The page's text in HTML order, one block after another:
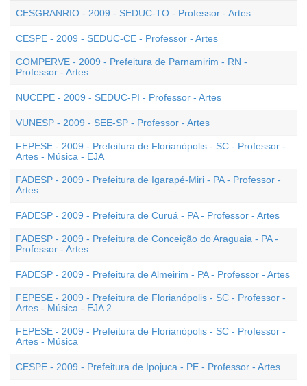
CESGRANRIO - 2009 - SEDUC-TO - Professor - Artes
CESPE - 2009 - SEDUC-CE - Professor - Artes
COMPERVE - 2009 - Prefeitura de Parnamirim - RN -
Professor - Artes
NUCEPE - 2009 - SEDUC-PI - Professor - Artes
VUNESP - 2009 - SEE-SP - Professor - Artes
FEPESE - 2009 - Prefeitura de Florianópolis - SC - Professor -
Artes - Música - EJA
FADESP - 2009 - Prefeitura de Igarapé-Miri - PA - Professor -
Artes
FADESP - 2009 - Prefeitura de Curuá - PA - Professor - Artes
FADESP - 2009 - Prefeitura de Conceição do Araguaia - PA -
Professor - Artes
FADESP - 2009 - Prefeitura de Almeirim - PA - Professor - Artes
FEPESE - 2009 - Prefeitura de Florianópolis - SC - Professor -
Artes - Música - EJA 2
FEPESE - 2009 - Prefeitura de Florianópolis - SC - Professor -
Artes - Música
CESPE - 2009 - Prefeitura de Ipojuca - PE - Professor - Artes